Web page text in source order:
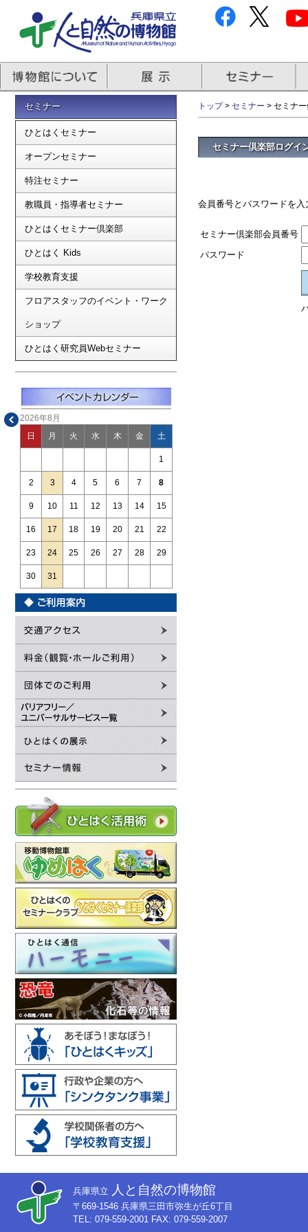
セミナー
ひとはくセミナー
オープンセミナー
特注セミナー
教職員・指導者セミナー
ひとはくセミナー倶楽部
ひとはく Kids
学校教育支援
フロアスタッフのイベント・ワーク
ショップ
ひとはく研究員Webセミナー
2026年8月
日 月 火 水 木 金 土
1
2 3 4 5 6 7 8
9 10 11 12 13 14 15
16 17 18 19 20 21 22
23 24 25 26 27 28 29
30 31
トップ> セミナー > セミナ
セミナー倶楽部ログイ
会員番号とパスワードを
セミナー倶楽部会員番号
パスワード
兵庫県立 人と自然の博物館
〒669-1546 兵庫県三田市弥生が丘6丁目
TEL: 079-559-2001 FAX: 079-559-2007